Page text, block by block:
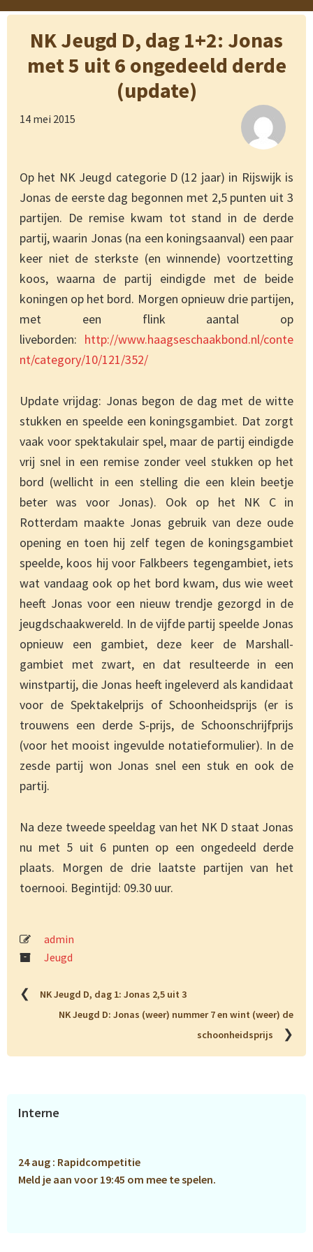
NK Jeugd D, dag 1+2: Jonas
met 5 uit 6 ongedeeld derde
(update)
14 mei 2015
Op het NK Jeugd categorie D (12 jaar) in Rijswijk is
Jonas de eerste dag begonnen met 2,5 punten uit 3
partijen. De remise kwam tot stand in de derde
partij, waarin Jonas (na een koningsaanval) een paar
keer niet de sterkste (en winnende) voortzetting
koos, waarna de partij eindigde met de beide
koningen op het bord. Morgen opnieuw drie partijen,
met een flink aantal op
liveborden: http://www.haagseschaakbond.nl/conte
nt/category/10/121/352/
Update vrijdag: Jonas begon de dag met de witte
stukken en speelde een koningsgambiet. Dat zorgt
vaak voor spektakulair spel, maar de partij eindigde
vrij snel in een remise zonder veel stukken op het
bord (wellicht in een stelling die een klein beetje
beter was voor Jonas). Ook op het NK C in
Rotterdam maakte Jonas gebruik van deze oude
opening en toen hij zelf tegen de koningsgambiet
speelde, koos hij voor Falkbeers tegengambiet, iets
wat vandaag ook op het bord kwam, dus wie weet
heeft Jonas voor een nieuw trendje gezorgd in de
jeugdschaakwereld. In de vijfde partij speelde Jonas
opnieuw een gambiet, deze keer de Marshall-
gambiet met zwart, en dat resulteerde in een
winstpartij, die Jonas heeft ingeleverd als kandidaat
voor de Spektakelprijs of Schoonheidsprijs (er is
trouwens een derde S-prijs, de Schoonschrijfprijs
(voor het mooist ingevulde notatieformulier). In de
zesde partij won Jonas snel een stuk en ook de
partij.
Na deze tweede speeldag van het NK D staat Jonas
nu met 5 uit 6 punten op een ongedeeld derde
plaats. Morgen de drie laatste partijen van het
toernooi. Begintijd: 09.30 uur.
admin
Jeugd
❮
NK Jeugd D, dag 1: Jonas 2,5 uit 3
NK Jeugd D: Jonas (weer) nummer 7 en wint (weer) de
schoonheidsprijs
❯
Primaire
Interne
24 aug : Rapidcompetitie
Meld je aan voor 19:45 om mee te spelen.